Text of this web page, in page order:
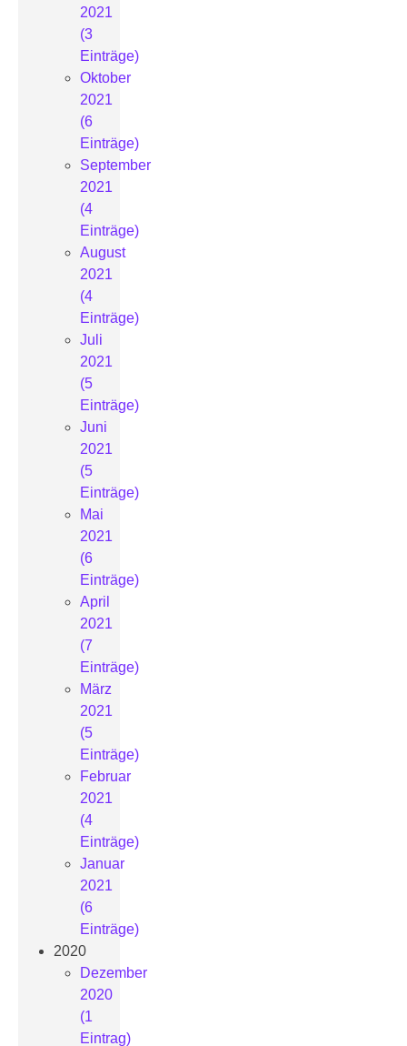
2021
(3
Einträge)
Oktober
2021
(6
Einträge)
September
2021
(4
Einträge)
August
2021
(4
Einträge)
Juli
2021
(5
Einträge)
Juni
2021
(5
Einträge)
Mai
2021
(6
Einträge)
April
2021
(7
Einträge)
März
2021
(5
Einträge)
Februar
2021
(4
Einträge)
Januar
2021
(6
Einträge)
2020
Dezember
2020
(1
Eintrag)